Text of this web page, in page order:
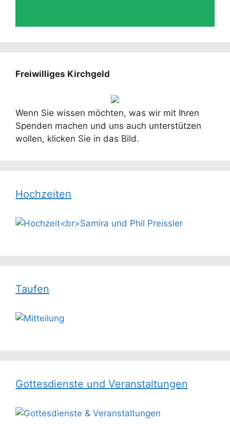
Freiwilliges Kirchgeld
Wenn Sie wissen möchten, was wir mit Ihren
Spenden machen und uns auch unterstützen
wollen, klicken Sie in das Bild.
Hochzeiten
Taufen
Gottesdienste und Veranstaltungen